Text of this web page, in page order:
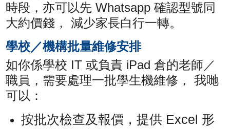
時段，亦可以先 Whatsapp 確認型號同
大約價錢， 減少家長白行一轉。
學校／機構批量維修安排
如你係學校 IT 或負責 iPad 倉的老師／
職員，需要處理一批學生機維修， 我哋
可以：
按批次檢查及報價，提供 Excel 形